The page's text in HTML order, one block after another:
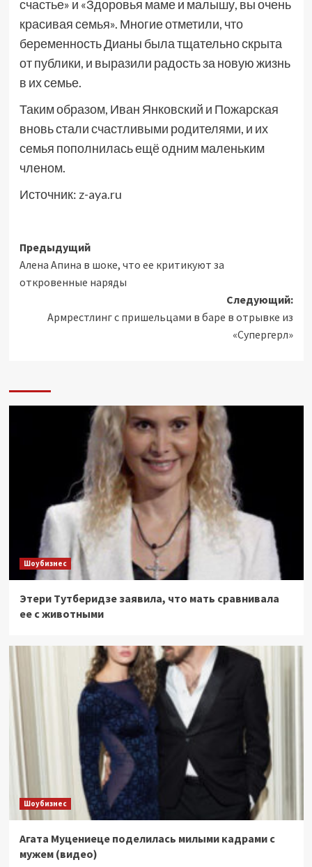
счастье» и «Здоровья маме и малышу, вы очень
красивая семья». Многие отметили, что
беременность Дианы была тщательно скрыта
от публики, и выразили радость за новую жизнь
в их семье.
Таким образом, Иван Янковский и Пожарская
вновь стали счастливыми родителями, и их
семья пополнилась ещё одним маленьким
членом.
Источник: z-aya.ru
Навигация
записи
Предыдущий
Алена Апина в шоке, что ее критикуют за
откровенные наряды
Следующий:
Армрестлинг с пришельцами в баре в отрывке из
«Супергерл»
Шоубизнес
Этери Тутберидзе заявила, что мать сравнивала
ее с животными
Шоубизнес
Агата Муцениеце поделилась милыми кадрами с
мужем (видео)